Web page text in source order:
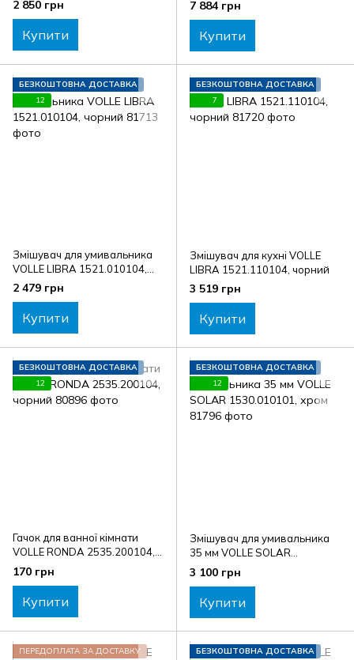
2 850 грн
Купити
7 884 грн
Купити
БЕЗКОШТОВНА ДОСТАВКА
12
Змішувач для умивальника
VOLLE LIBRA 1521.010104,
чорний
2 479 грн
Купити
БЕЗКОШТОВНА ДОСТАВКА
7
Змішувач для кухні VOLLE
LIBRA 1521.110104, чорний
3 519 грн
Купити
БЕЗКОШТОВНА ДОСТАВКА
12
Гачок для ванної кімнати
VOLLE RONDA 2535.200104,
чорний
170 грн
Купити
БЕЗКОШТОВНА ДОСТАВКА
12
Змішувач для умивальника
35 мм VOLLE SOLAR
1530.010101, хром
3 100 грн
Купити
ПЕРЕДОПЛАТА ЗА ДОСТАВКУ
БЕЗКОШТОВНА ДОСТАВКА